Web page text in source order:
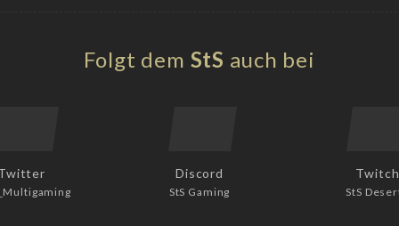
Folgt dem StS auch bei
Discord
StS Gaming
Twitch
StS